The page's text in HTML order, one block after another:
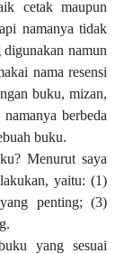
cetak maupun
namanya tidak
digunakan namun
nama resensi
buku, mizan,
berbeda
buku.
Menurut saya
yaitu: (1)
penting; (3)
yang sesuai